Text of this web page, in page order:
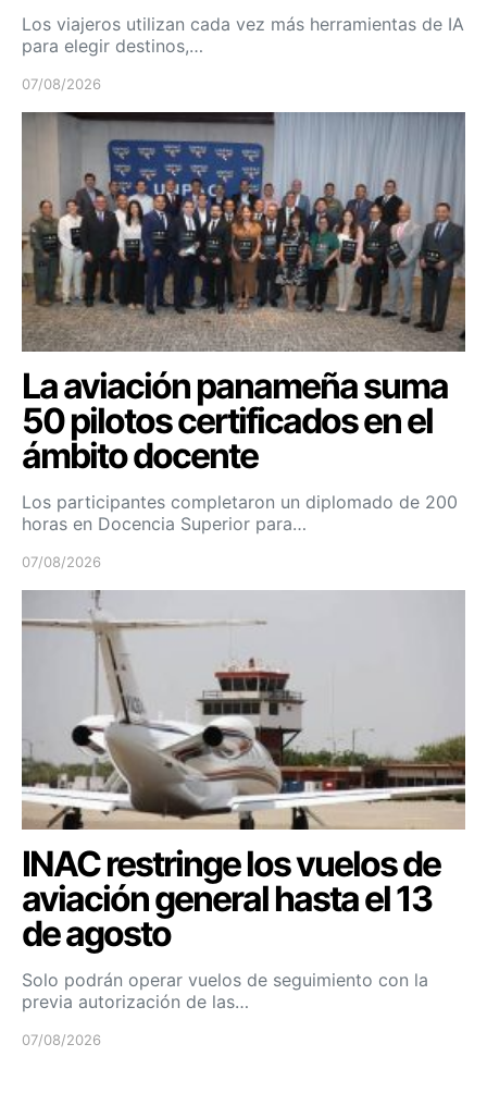
Los viajeros utilizan cada vez más herramientas de IA
para elegir destinos,…
07/08/2026
La aviación panameña suma
50 pilotos certificados en el
ámbito docente
Los participantes completaron un diplomado de 200
horas en Docencia Superior para…
07/08/2026
INAC restringe los vuelos de
aviación general hasta el 13
de agosto
Solo podrán operar vuelos de seguimiento con la
previa autorización de las…
07/08/2026